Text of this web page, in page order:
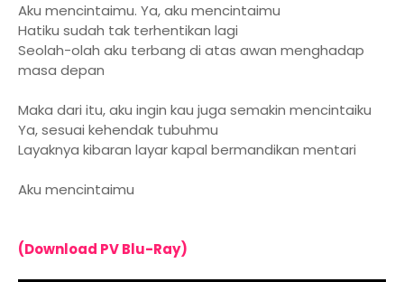
Aku mencintaimu. Ya, aku mencintaimu
Hatiku sudah tak terhentikan lagi
Seolah-olah aku terbang di atas awan menghadap
masa depan
Maka dari itu, aku ingin kau juga semakin mencintaiku
Ya, sesuai kehendak tubuhmu
Layaknya kibaran layar kapal bermandikan mentari
Aku mencintaimu
(Download PV Blu-Ray)